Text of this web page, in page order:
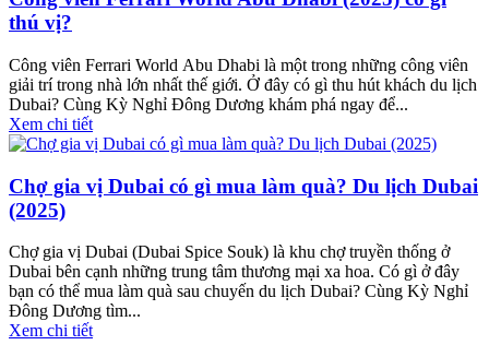
thú vị?
Công viên Ferrari World Abu Dhabi là một trong những công viên
giải trí trong nhà lớn nhất thế giới. Ở đây có gì thu hút khách du lịch
Dubai? Cùng Kỳ Nghỉ Đông Dương khám phá ngay để...
Xem chi tiết
Chợ gia vị Dubai có gì mua làm quà? Du lịch Dubai
(2025)
Chợ gia vị Dubai (Dubai Spice Souk) là khu chợ truyền thống ở
Dubai bên cạnh những trung tâm thương mại xa hoa. Có gì ở đây
bạn có thể mua làm quà sau chuyến du lịch Dubai? Cùng Kỳ Nghỉ
Đông Dương tìm...
Xem chi tiết